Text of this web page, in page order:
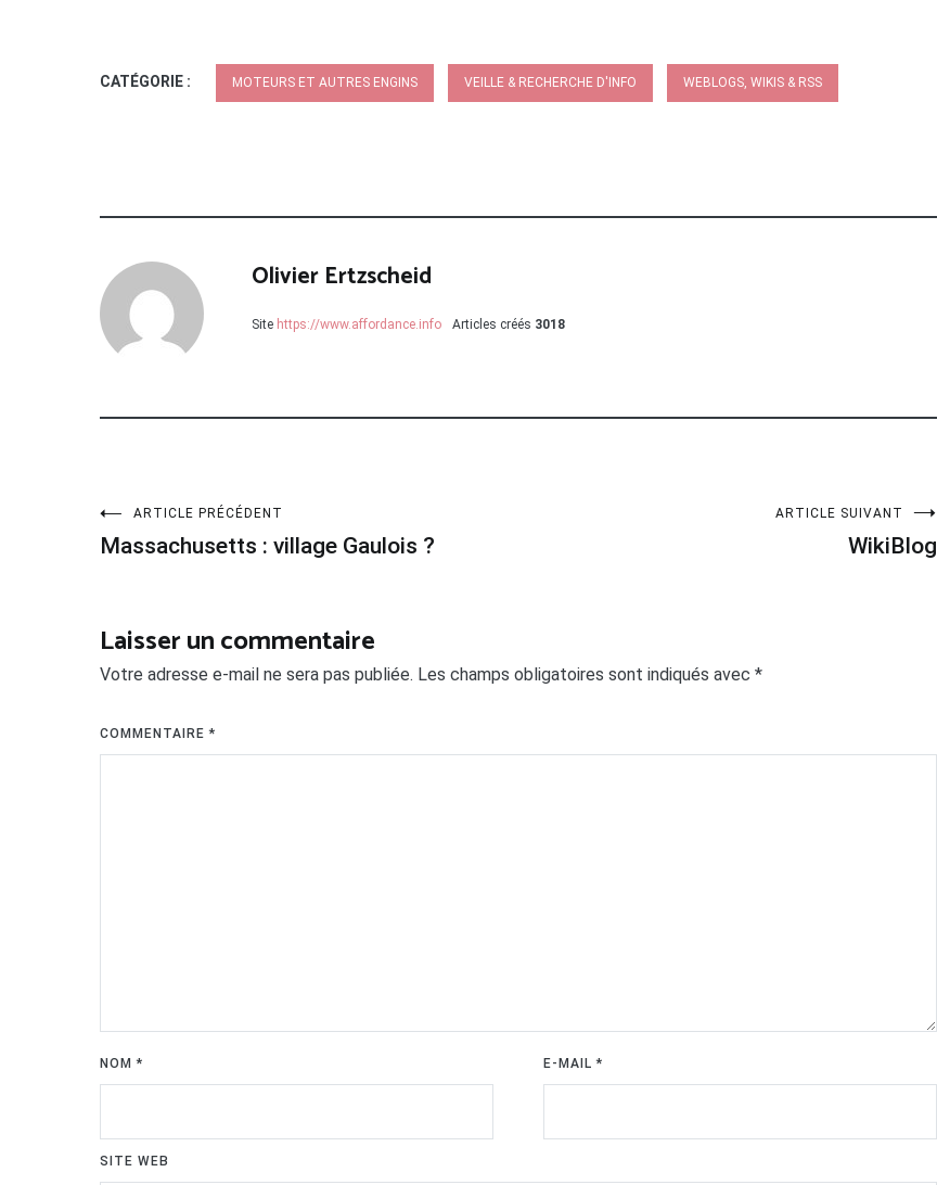
CATÉGORIE : MOTEURS ET AUTRES ENGINS VEILLE & RECHERCHE D'INFO WEBLOGS, WIKIS & RSS
Olivier Ertzscheid
Site https://www.affordance.info Articles créés 3018
Navigation
l’article
ARTICLE PRÉCÉDENT
Massachusetts : village Gaulois ?
ARTICLE SUIVANT
WikiBlog
Laisser un commentaire
Votre adresse e-mail ne sera pas publiée. Les champs obligatoires sont indiqués avec *
COMMENTAIRE*
NOM* E-MAIL*
SITE WEB